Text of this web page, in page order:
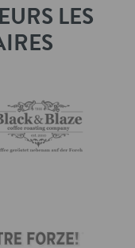
LES